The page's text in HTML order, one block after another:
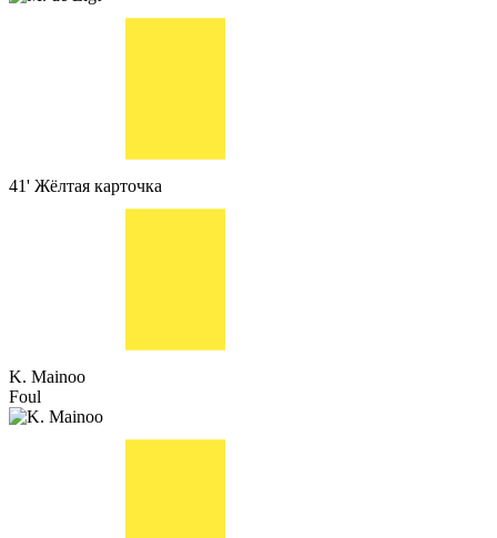
41' Жёлтая карточка
K. Mainoo
Foul